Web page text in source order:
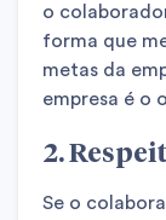
o
forma que
metas da
empresa é o
2.
Se o